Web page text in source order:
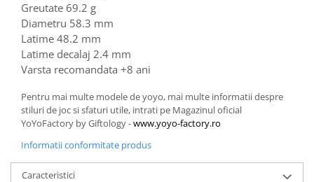
Greutate 69.2 g
Diametru 58.3 mm
Latime 48.2 mm
Latime decalaj 2.4 mm
Varsta recomandata +8 ani
Pentru mai multe modele de yoyo, mai multe informatii despre
stiluri de joc si sfaturi utile, intrati pe Magazinul oficial
YoYoFactory by Giftology -www.yoyo-factory.ro
Informatii conformitate produs
Caracteristici